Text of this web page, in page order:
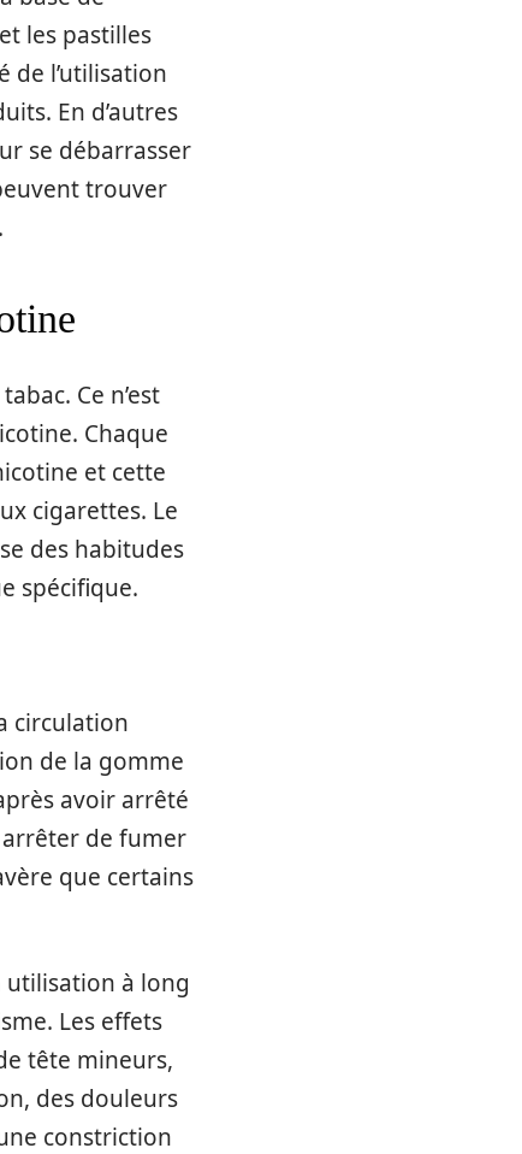
les pastilles
de l’utilisation
En d’autres
se débarrasser
trouver
Ce n’est
Chaque
et cette
cigarettes. Le
des habitudes
spécifique.
circulation
de la gomme
avoir arrêté
de fumer
que certains
utilisation à long
Les effets
tête mineurs,
des douleurs
constriction